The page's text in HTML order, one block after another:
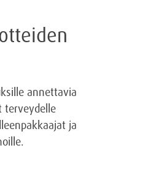
annettavia
terveydelle
ja